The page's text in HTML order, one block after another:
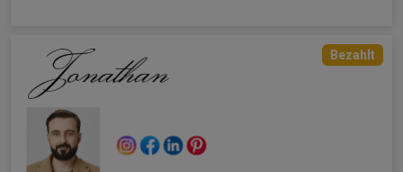
Bezahlt